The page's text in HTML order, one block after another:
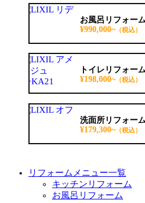
お風呂リフォーム
¥990,000~（税込）
トイレリフォー
¥198,000~（税込）
洗面所リフォー
¥179,300~（税込）
リフォームメニュー一覧
キッチンリフォーム
お風呂リフォーム